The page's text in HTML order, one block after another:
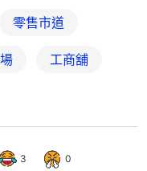
零售市道
工商舖
3 0